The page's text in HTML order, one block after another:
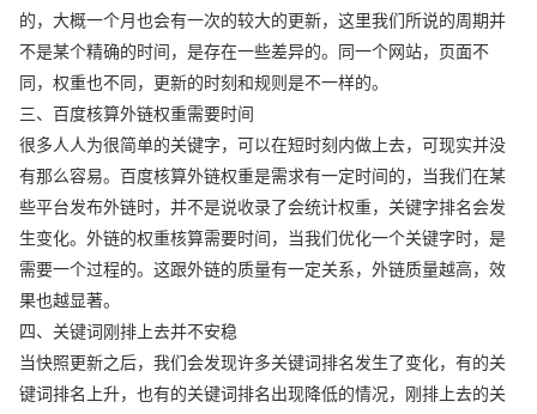
的，大概一个月也会有一次的较大的更新，这里我们所说的周期并
不是某个精确的时间，是存在一些差异的。同一个网站，页面不
同，权重也不同，更新的时刻和规则是不一样的。
三、百度核算外链权重需要时间
很多人人为很简单的关键字，可以在短时刻内做上去，可现实并没
有那么容易。百度核算外链权重是需求有一定时间的，当我们在某
些平台发布外链时，并不是说收录了会统计权重，关键字排名会发
生变化。外链的权重核算需要时间，当我们优化一个关键字时，是
需要一个过程的。这跟外链的质量有一定关系，外链质量越高，效
果也越显著。
四、关键词刚排上去并不安稳
当快照更新之后，我们会发现许多关键词排名发生了变化，有的关
键词排名上升，也有的关键词排名出现降低的情况，刚排上去的关